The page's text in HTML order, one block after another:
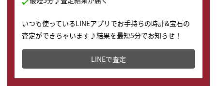
いつも使っているLINEアプリでお手持ちの時計&宝石の
査定ができちゃいます♪結果を最短5分でお知らせ！
どこからでもすぐに査定金額を知ることが出来ます。
LINEで査定